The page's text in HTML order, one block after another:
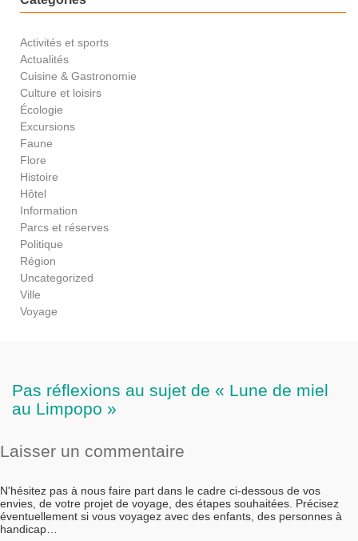
Activités et sports
Actualités
Cuisine & Gastronomie
Culture et loisirs
Écologie
Excursions
Faune
Flore
Histoire
Hôtel
Information
Parcs et réserves
Politique
Région
Uncategorized
Ville
Voyage
Pas réflexions au sujet de « Lune de miel
au Limpopo »
Laisser un commentaire
N'hésitez pas à nous faire part dans le cadre ci-dessous de vos
envies, de votre projet de voyage, des étapes souhaitées. Précisez
éventuellement si vous voyagez avec des enfants, des personnes à
handicap…